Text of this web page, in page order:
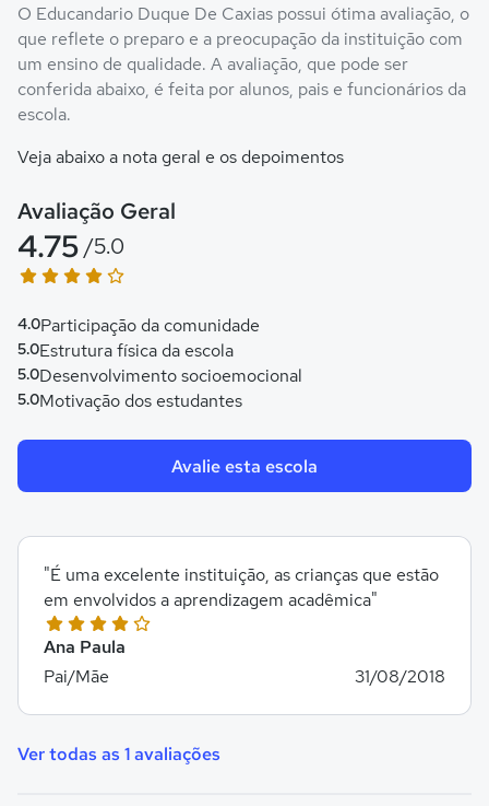
O Educandario Duque De Caxias possui ótima avaliação, o
que reflete o preparo e a preocupação da instituição com
um ensino de qualidade. A avaliação, que pode ser
conferida abaixo, é feita por alunos, pais e funcionários da
escola.
Veja abaixo a nota geral e os depoimentos
Avaliação Geral
4.75 /5.0
4.0Participação da comunidade
5.0Estrutura física da escola
5.0Desenvolvimento socioemocional
5.0Motivação dos estudantes
Avalie esta escola
Ana Paula
Pai/Mãe
31/08/2018
"É uma excelente instituição, as crianças que estão
em envolvidos a aprendizagem acadêmica"
Ver todas as 1 avaliações